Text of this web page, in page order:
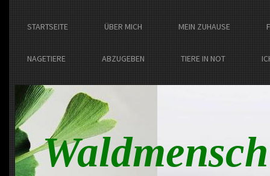
STARTSEITE ÜBER MICH MEIN ZUHAUSE
NAGETIERE ABZUGEBEN TIERE IN NOT
Waldmensch